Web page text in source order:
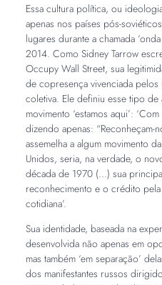
Essa cultura política, ou
apenas nos países pós-
lugares durante a chamada
2014. Como Sidney Tarrow
Occupy Wall Street, sua
de copresença vivenciada pelos
coletiva. Ele definiu esse tipo
movimento ‘estamos aqui’:
dizendo apenas: “Reconheçam-
assemelha a algum movimento
Unidos, seria, na verdade, o
década de 1970 (...) sua
reconhecimento e o crédito
cotidiana’.
Sua identidade, baseada na
desenvolvida não apenas em
mas também ‘em separação’
dos manifestantes russos